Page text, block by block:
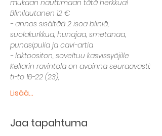
mukaan nauttimaan tätä herkkua!
Blinilautanen 12 €
- annos sisältää 2 isoa bliniä,
suolakurkkua, hunajaa, smetanaa,
punasipulia ja cavi-artia
- laktoositon, soveltuu kasvissyöjille
Kellarin ravintola on avoinna seuraavasti:
ti-to 16-22 (23),
Lisää...
Jaa tapahtuma